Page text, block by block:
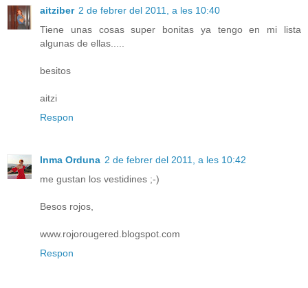
aitziber 2 de febrer del 2011, a les 10:40
Tiene unas cosas super bonitas ya tengo en mi lista
algunas de ellas.....
besitos
aitzi
Respon
Inma Orduna 2 de febrer del 2011, a les 10:42
me gustan los vestidines ;-)
Besos rojos,
www.rojorougered.blogspot.com
Respon